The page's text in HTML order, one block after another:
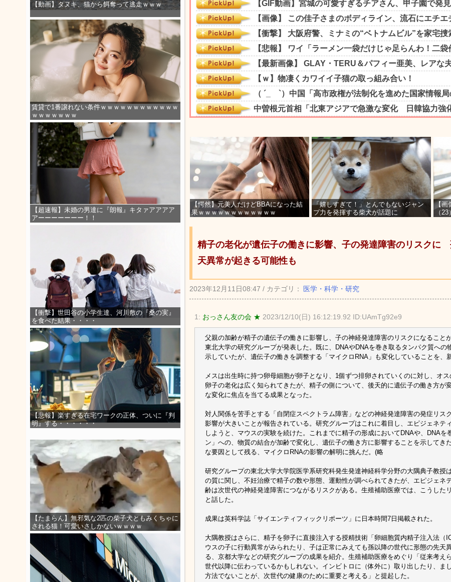
【動画】タヌキ、猫から餌奪って逃走ｗｗｗ
賃貸で1番譲れない条件ｗｗｗｗｗｗｗｗｗｗｗｗ
ｗｗｗｗｗｗｗ
【超速報】未婚の男達に『朗報』キタァアアアア
アーーーーーーー！！
【衝撃】世田谷の小学生達、河川敷の『桑の実』
を食べた結果・・・・
【悲報】楽すぎる在宅ワークの正体、ついに『判
明』する・・・・・・
【たまらん】無邪気な2匹の柴子犬ともみくちゃに
される猫！可愛いさしかないｗｗｗｗ
【愕然】元美人だけどBBAになった結
果ｗｗｗｗｗｗｗｗｗｗｗｗ
「嬉しすぎて！」とんでもないジャン
プ力を発揮する柴犬が話題に
【画
（
精子の老化が遺伝子の働きに影響、子の発達障害のリスクに
天異常が起きる可能性も
2023年12月11日08:47 / カテゴリ： 医学・科学・研究
1: おっさん友の会 ★ 2023/12/10(日) 16:12:19.92 ID:UAmTg92e9
父親の加齢が精子の遺伝子の働きに影響し、子の神経発達障害のリスクになること
東北大学の研究グループが発表した。既に、DNAやDNAを巻き取るタンパク質への
示していたが、遺伝子の働きを調整する「マイクロRNA」も変化していることを、
メスは出生時に持つ卵母細胞が卵子となり、1個ずつ排卵されていくのに対し、オス
卵子の老化は広く知られてきたが、精子の側について、後天的に遺伝子の働き方が
な変化に焦点を当てる成果となった。
対人関係を苦手とする「自閉症スペクトラム障害」などの神経発達障害の発症リス
影響が大きいことが報告されている。研究グループはこれに着目し、エピジェネテ
しようと、マウスの実験を続けた。これまでに精子の形成においてDNAや、DNAを
ン」への、物質の結合が加齢で変化し、遺伝子の働き方に影響することを示してき
な要因として残る、マイクロRNAの影響の解明に挑んだ。(略
研究グループの東北大学大学院医学系研究科発生発達神経科学分野の大隅典子教授
の質に関し、不妊治療で精子の数や形態、運動性が調べられてきたが、エピジェネ
齢は次世代の神経発達障害につながるリスクがある。生殖補助医療では、こうした
と話した。
成果は英科学誌「サイエンティフィックリポーツ」に日本時間7日掲載された。
大隅教授はさらに、精子を卵子に直接注入する授精技術「卵細胞質内精子注入法（
ウスの子に行動異常がみられたり、子は正常にみえても孫以降の世代に形態の先天
る、京都大学などの研究グループの成果を紹介。生殖補助医療をめぐり「従来考え
世代以降に伝わっているかもしれない。インビトロに（体外に）取り出したり、ま
方法でないことが、次世代の健康のために重要と考える」と提起した。